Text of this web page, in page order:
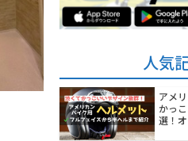
人気
アメ
かっ
選！